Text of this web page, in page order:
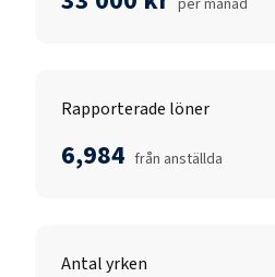
Rapporterade löner
6,984 från anställda
Antal yrken